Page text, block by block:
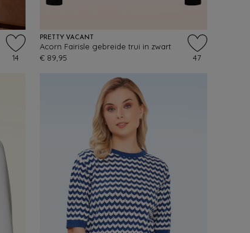
14
PRETTY VACANT
Acorn Fairisle gebreide trui in zwart
€ 89,95
47